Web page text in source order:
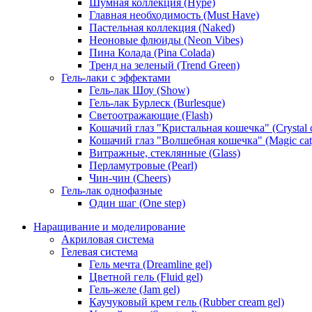
Главная необходимость (Must Have)
Пастельная коллекция (Naked)
Неоновые флюиды (Neon Vibes)
Пина Колада (Pina Colada)
Тренд на зеленый (Trend Green)
Гель-лаки с эффектами
Гель-лак Шоу (Show)
Гель-лак Бурлеск (Burlesque)
Светоотражающие (Flash)
Кошачий глаз "Кристальная кошечка" (Crystal
Кошачий глаз "Волшебная кошечка" (Magic
Витражные, стеклянные (Glass)
Перламутровые (Pearl)
Чин-чин (Cheers)
Гель-лак однофазные
Один шаг (One step)
Наращивание и моделирование
Акриловая система
Гелевая система
Гель мечта (Dreamline gel)
Цветной гель (Fluid gel)
Гель-желе (Jam gel)
Каучуковый крем гель (Rubber cream gel)